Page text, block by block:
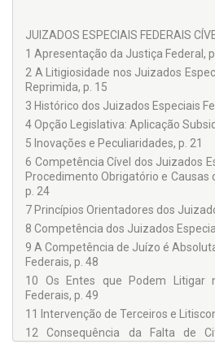
JUIZADOS ESPECIAIS FEDERAIS
1 Apresentação da Justiça Federal,
2 A Litigiosidade nos Juizados
Reprimida, p. 15
3 Histórico dos Juizados Especiais
4 Opção Legislativa: Aplicação
5 Inovações e Peculiaridades, p. 21
6 Competência Cível dos Juizados
Procedimento Obrigatório e Causas
p. 24
7 Princípios Orientadores dos
8 Competência dos Juizados
9 A Competência de Juízo é
Federais, p. 48
10 Os Entes que Podem Litigar
Federais, p. 49
11 Intervenção de Terceiros e
12 Consequência da Falta de